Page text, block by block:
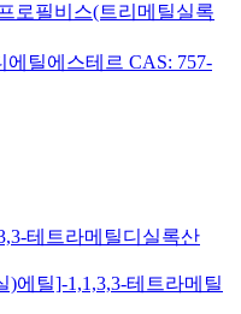
로필비스(트리메틸실록
틸에스테르 CAS: 757-
테트라메틸디실록산
)에틸]-1,1,3,3-테트라메틸